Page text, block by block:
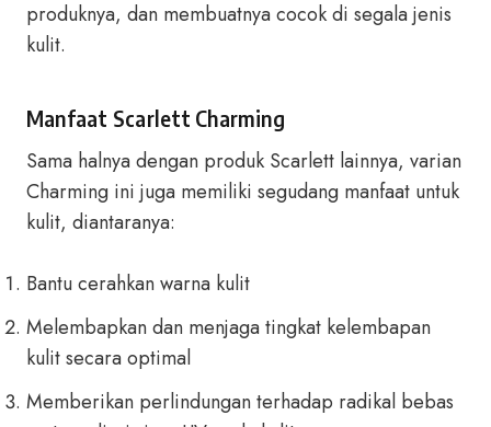
produknya, dan membuatnya cocok di segala jenis
kulit.
Manfaat Scarlett Charming
Sama halnya dengan produk Scarlett lainnya, varian
Charming ini juga memiliki segudang manfaat untuk
kulit, diantaranya:
Bantu cerahkan warna kulit
Melembapkan dan menjaga tingkat kelembapan
kulit secara optimal
Memberikan perlindungan terhadap radikal bebas